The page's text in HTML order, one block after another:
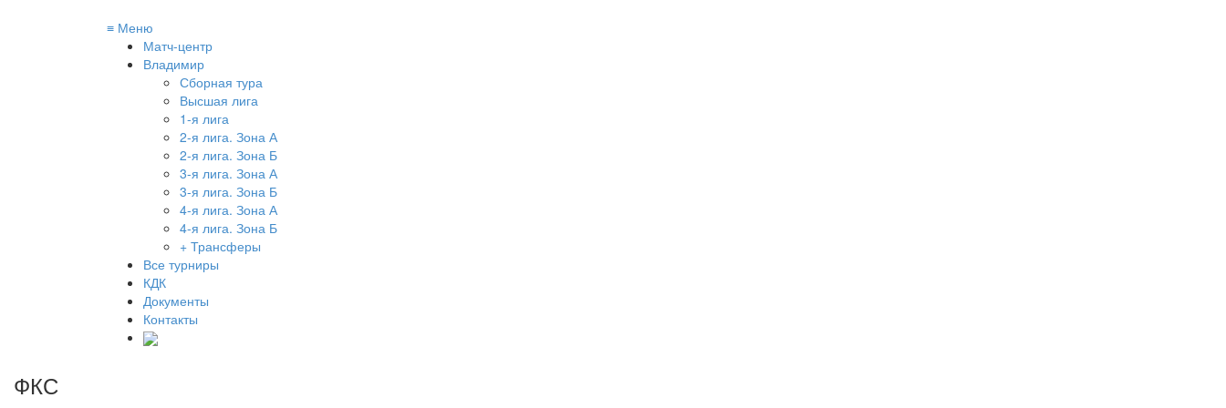
≡ Меню
Матч-центр
Владимир
Сборная тура
Высшая лига
1-я лига
2-я лига. Зона А
2-я лига. Зона Б
3-я лига. Зона А
3-я лига. Зона Б
4-я лига. Зона А
4-я лига. Зона Б
+ Трансферы
Все турниры
КДК
Документы
Контакты
ФКС